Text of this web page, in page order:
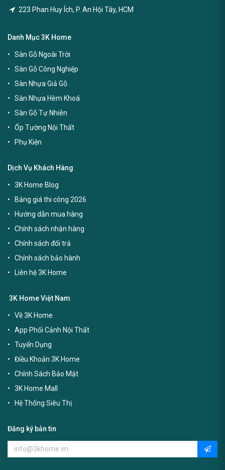
223 Phan Huy Ích, P. An Hội Tây, HCM
Danh Mục 3K Home
Sàn Gỗ Ngoài Trời
Sàn Gỗ Công Nghiệp
Sàn Nhựa Giả Gỗ
Sàn Nhựa Hèm Khoá
Sàn Gỗ Tự Nhiên
Ốp Tường Nội Thất
Phụ Kiện
Dịch Vụ Khách Hàng
3K Home Blog
Bảng giá thi công 2026
Hướng dẫn mua hàng
Chính sách nhận hàng
Chính sách đổi trả
Chính sách bảo hành
Liên hệ 3K Home
3K Home Việt Nam
Về 3K Home
App Phối Cảnh Nội Thất
Tuyển Dụng
Điều Khoản 3K Home
Chính Sách Bảo Mật
3K Home Mall
Hệ Thống Siêu Thị
Đăng ký bản tin